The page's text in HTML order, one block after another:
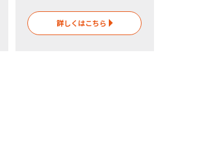
詳しくはこちら